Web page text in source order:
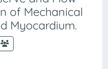
of Mechanical
Myocardium.